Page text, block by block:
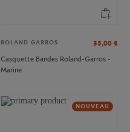
ROLAND GARROS 35,00 €
Casquette Bandes Roland-Garros -
Marine
NOUVEAU